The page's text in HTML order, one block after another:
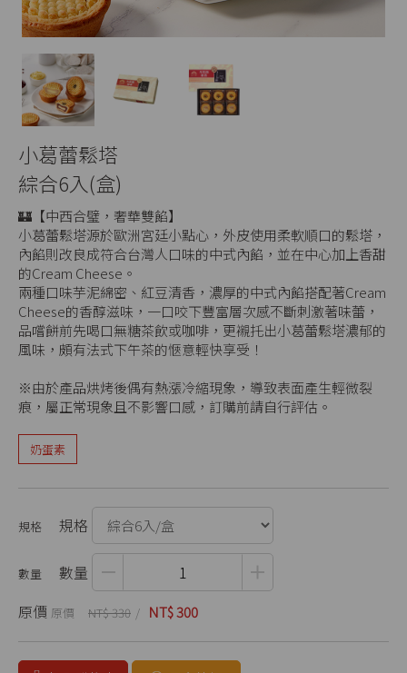
小葛蕾鬆塔
綜合6入(盒)
🏰【中西合璧，奢華雙餡】
小葛蕾鬆塔源於歐洲宮廷小點心，外皮使用柔軟順口的鬆塔，
內餡則改良成符合台灣人口味的中式內餡，並在中心加上香甜
的Cream Cheese。
兩種口味芋泥綿密、紅豆清香，濃厚的中式內餡搭配著Cream
Cheese的香醇滋味，一口咬下豐富層次感不斷刺激著味蕾，
品嚐餅前先喝口無糖茶飲或咖啡，更襯托出小葛蕾鬆塔濃郁的
風味，頗有法式下午茶的愜意輕快享受！
※由於產品烘烤後偶有熱漲冷縮現象，導致表面產生輕微裂
痕，屬正常現象且不影響口感，訂購前請自行評估。
奶蛋素
規格
數量
原價
NT$ 330 NT$ 300